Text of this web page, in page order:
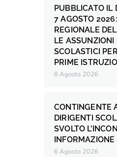
PUBBLICATO IL
7 AGOSTO
REGIONALE
LE ASSUNZIONI
SCOLASTICI
PRIME
8 Agosto 2026
CONTINGENTE
DIRIGENTI
SVOLTO
6 Agosto 2026